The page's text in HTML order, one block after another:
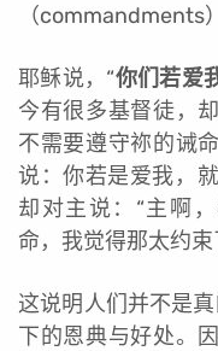
（commandments
耶稣说，“你们若爱
今有很多基督徒，
不需要遵守祢的诫
说：你若是爱我，
却对主说：“主啊
命，我觉得那太约束
这说明人们并不是
下的恩典与好处。